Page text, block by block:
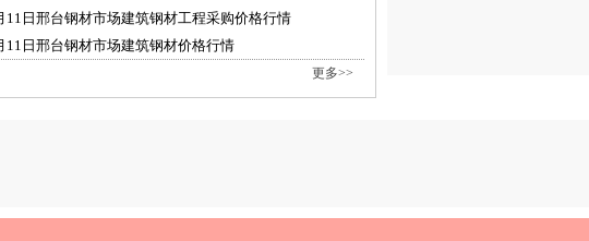
11日邢台钢材市场建筑钢材工程采购价格行情
11日邢台钢材市场建筑钢材价格行情
更多>>